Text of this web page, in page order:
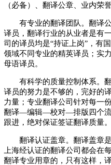
（必备）、翻译公章、业内荣
有专业的翻译团队。翻译
译员，翻译行业的从业者是有
司的译员均是“持证上岗”，有
领域不同专业的精英译员；实
母语译员。
有科学的质量控制体系。
译员的努力是不够的，完好的
力量；专业翻译公司针对每一
翻译—编辑—校对—排版四个流
跟进，绝对保证签证翻译质量。
翻译认证盖章。翻译盖章
上海经认证的翻译公司都会在
翻译专业用章的，只有这样，